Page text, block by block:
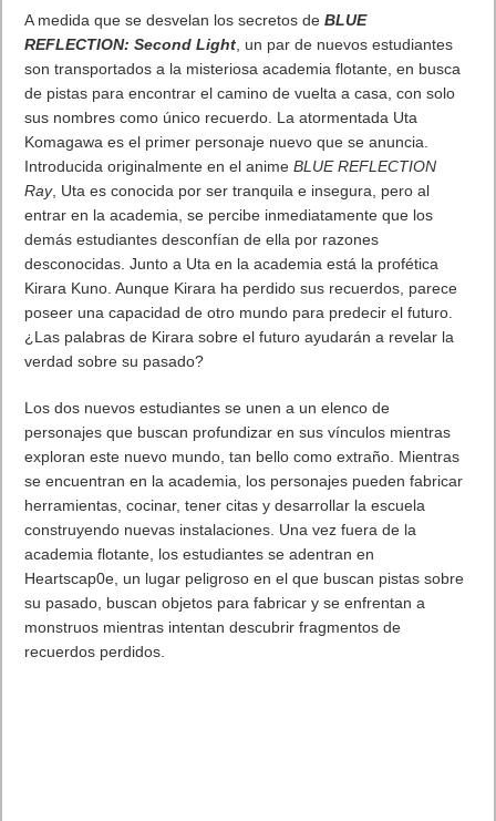
A medida que se desvelan los secretos deBLUE
REFLECTION: Second Light , un par de nuevos estudiantes
son transportados a la misteriosa academia flotante, en busca
de pistas para encontrar el camino de vuelta a casa, con solo
sus nombres como único recuerdo. La atormentada Uta
Komagawa es el primer personaje nuevo que se anuncia.
Introducida originalmente en el animeBLUE REFLECTION
Ray, Uta es conocida por ser tranquila e insegura, pero al
entrar en la academia, se percibe inmediatamente que los
demás estudiantes desconfían de ella por razones
desconocidas. Junto a Uta en la academia está la profética
Kirara Kuno. Aunque Kirara ha perdido sus recuerdos, parece
poseer una capacidad de otro mundo para predecir el futuro.
¿Las palabras de Kirara sobre el futuro ayudarán a revelar la
verdad sobre su pasado?
Los dos nuevos estudiantes se unen a un elenco de
personajes que buscan profundizar en sus vínculos mientras
exploran este nuevo mundo, tan bello como extraño. Mientras
se encuentran en la academia, los personajes pueden fabricar
herramientas, cocinar, tener citas y desarrollar la escuela
construyendo nuevas instalaciones. Una vez fuera de la
academia flotante, los estudiantes se adentran en
Heartscap0e, un lugar peligroso en el que buscan pistas sobre
su pasado, buscan objetos para fabricar y se enfrentan a
monstruos mientras intentan descubrir fragmentos de
recuerdos perdidos.